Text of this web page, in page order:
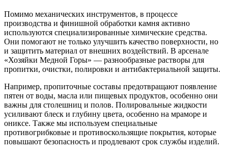
Помимо механических инструментов, в процессе
производства и финишной обработки камня активно
используются специализированные химические средства.
Они помогают не только улучшить качество поверхности, но
и защитить материал от внешних воздействий. В арсенале
«Хозяйки Медной Горы» — разнообразные растворы для
пропитки, очистки, полировки и антибактериальной защиты.
Например, пропиточные составы предотвращают появление
пятен от воды, масла или пищевых продуктов, особенно они
важны для столешниц и полов. Полировальные жидкости
усиливают блеск и глубину цвета, особенно на мраморе и
ониксе. Также мы используем специальные
противогрибковые и противоскользящие покрытия, которые
повышают безопасность и продлевают срок службы изделий.